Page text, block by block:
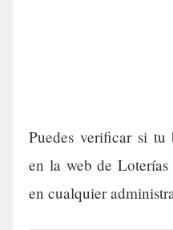
Puedes verificar si
en la web de
en cualquier